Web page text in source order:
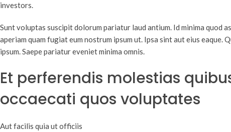
investors.
Sunt voluptas suscipit dolorum pariatur laud antium. Id minima quod
aperiam quam fugiat eum nostrum ipsum ut. Ipsa sint aut eius
ipsum. Saepe pariatur eveniet minima omnis.
Et perferendis molestias
occaecati quos voluptates
Aut facilis quia ut officiis